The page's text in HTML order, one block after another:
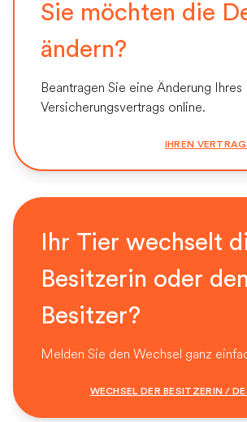
Sie möchten die
ändern?
Beantragen Sie eine Änderung Ihres
Versicherungsvertrags online.
IHREN
Ihr Tier wechselt
Besitzerin oder den
Besitzer?
Melden Sie den Wechsel ganz
WECHSEL DER BESITZERIN /